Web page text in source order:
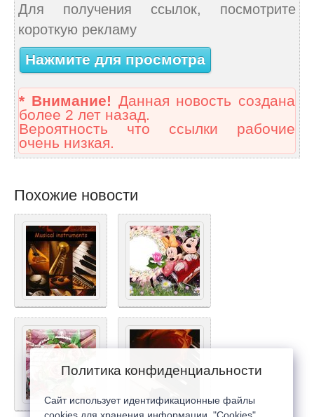
Для получения ссылок, посмотрите
короткую рекламу
Нажмите для просмотра
* Внимание! Данная новость создана
более 2 лет назад.
Вероятность что ссылки рабочие
очень низкая.
Похожие новости
Политика конфиденциальности
Сайт использует идентификационные файлы